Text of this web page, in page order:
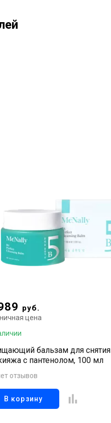
руб.
цена
бальзам для снятия
с пантенолом, 100 мл
отзывов
В корзину